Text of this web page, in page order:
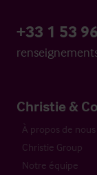
+33 1 53
Christie & Co
À propos de nous
Christie Group
Notre équipe